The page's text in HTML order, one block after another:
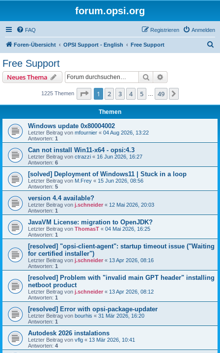
forum.opsi.org
FAQ Anmelden
Registrieren
Foren-Übersicht OPSI Support - English Free Support
Free Support
Neues Thema Suche
1225 Themen Seite 1von 49
1 2 3 4 5 49
Themen
Windows update 0x80004002
Letzter Beitrag von mfournier « 04 Aug 2026, 13:22
Antworten: 1
Can not install Win11-x64 - opsi:4.3
Letzter Beitrag von ctrazzi « 16 Jun 2026, 16:27
Antworten: 6
[solved] Deployment of Windows11 | Stuck in a loop
Letzter Beitrag von M.Frey « 15 Jun 2026, 08:56
Antworten: 5
version 4.4 available?
Letzter Beitrag von j.schneider « 12 Mai 2026, 20:03
Antworten: 1
JavaVM License: migration to OpenJDK?
Letzter Beitrag von ThomasT « 04 Mai 2026, 16:25
Antworten: 1
[resolved] "opsi-client-agent": startup timeout issue ("Waiting
for certified installer")
Letzter Beitrag von j.schneider « 13 Apr 2026, 08:16
Antworten: 1
[resolved] Problem with "invalid main GPT header" installing
netboot product
Letzter Beitrag von j.schneider « 13 Apr 2026, 08:12
Antworten: 1
[resolved] Error with opsi-package-updater
Letzter Beitrag von bourhis « 31 Mär 2026, 16:20
Antworten: 1
Autodesk 2026 instalations
Letzter Beitrag von vflg « 13 Mär 2026, 10:41
Antworten: 4